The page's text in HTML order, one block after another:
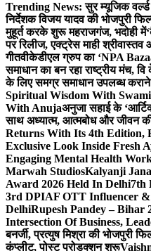
Trending News: सुर म्यूजिक वर्ल्ड
निर्देशक विजय यादव की भोजपुरी
मुहूर्त करके शुरू महराजगंज, भदोही में
पर रिलीज, एक्ट्रेस माही श्रीवास्तव
गीतवीकेडीएल ग्रुप का ‘NPA
समाधान का बन रहा राष्ट्रीय मंच,
के लिए समग्र समाधान उपलब्ध
Spiritual Wisdom With
With Anujaअनुजा सहाई के
साथ अध्यात्म, आत्मबोध और जीवन
Returns With Its 4th Edition,
Exclusive Look Inside Fresh
Engaging Mental Health
Marwah StudiosKalyanji
Award 2026 Held In Delhi7th
3rd DPIAF OTT Influencer
DelhiRupesh Pandey – Bihar
Intersection Of Business,
बनर्जी, प्रत्युष मिश्रा की भोजपुरी
कंप्लीट, पोस्ट प्रोडक्शन शुरू